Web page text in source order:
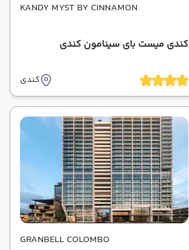
KANDY MYST BY CINNAMON
کندی میست بای سینامون کندی
کندی
GRANBELL COLOMBO